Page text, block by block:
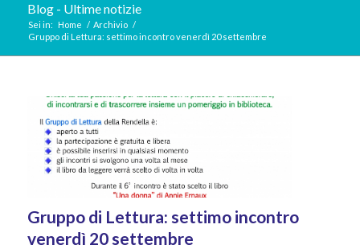
Blog - Ultime notizie
Sei in: Home / Archivio /
Gruppo di Lettura: settimo incontro venerdì 20 settembre
Gruppo di Lettura: settimo incontro
venerdì 20 settembre